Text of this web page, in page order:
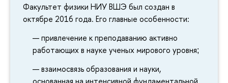
Факультет физики НИУ ВШЭ был создан в
октябре 2016 года. Его главные особенности:
привлечение к преподаванию активно
работающих в науке ученых мирового уровня;
взаимосвязь образования и науки,